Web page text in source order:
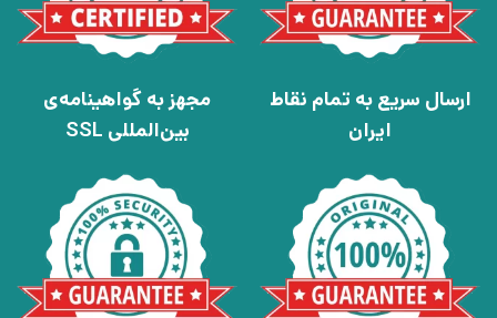
ارسال سریع به تمام نقاط
ایران
مجهز به گواهینامه‌ی
بین‌المللی SSL